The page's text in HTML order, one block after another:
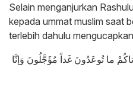
Selain menganjurkan
kepada ummat muslim saat
terlebih dahulu
ما تُوعَدُونَ غَداً مُؤَجَّلُونَ وَإنَّا